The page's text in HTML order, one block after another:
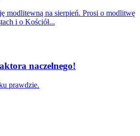
modlitewną na sierpień. Prosi o modlitwę
i o Kościół...
naczelnego!
prawdzie.